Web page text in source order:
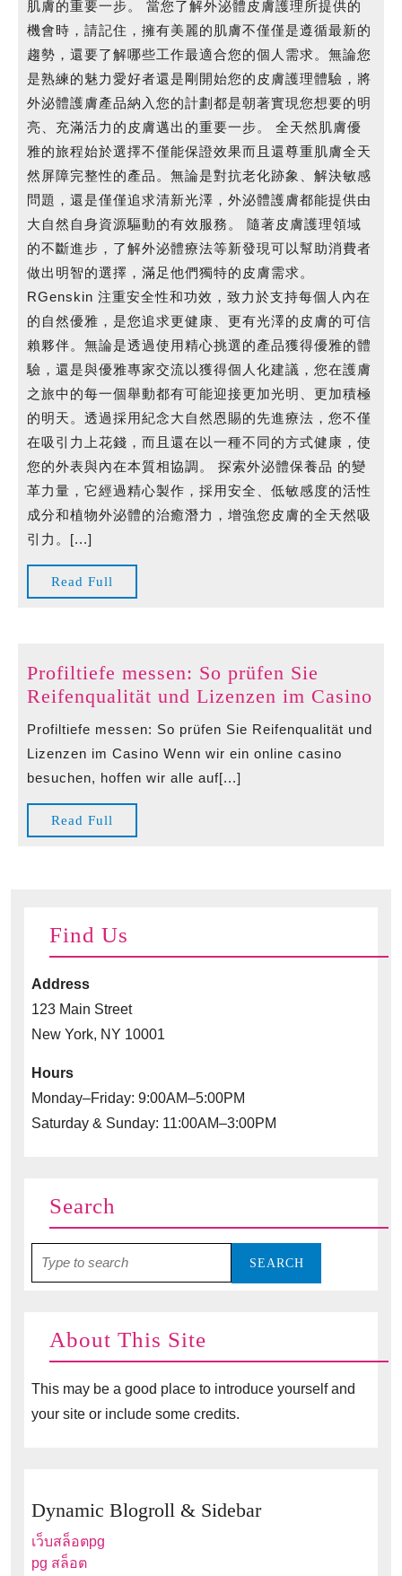
肌膚的重要一步。 當您了解外泌體皮膚護理所提供的
機會時，請記住，擁有美麗的肌膚不僅僅是遵循最新的
趨勢，還要了解哪些工作最適合您的個人需求。無論您
是熟練的魅力愛好者還是剛開始您的皮膚護理體驗，將
外泌體護膚產品納入您的計劃都是朝著實現您想要的明
亮、充滿活力的皮膚邁出的重要一步。 全天然肌膚優
雅的旅程始於選擇不僅能保證效果而且還尊重肌膚全天
然屏障完整性的產品。無論是對抗老化跡象、解決敏感
問題，還是僅僅追求清新光澤，外泌體護膚都能提供由
大自然自身資源驅動的有效服務。 隨著皮膚護理領域
的不斷進步，了解外泌體療法等新發現可以幫助消費者
做出明智的選擇，滿足他們獨特的皮膚需求。
RGenskin 注重安全性和功效，致力於支持每個人內在
的自然優雅，是您追求更健康、更有光澤的皮膚的可信
賴夥伴。無論是透過使用精心挑選的產品獲得優雅的體
驗，還是與優雅專家交流以獲得個人化建議，您在護膚
之旅中的每一個舉動都有可能迎接更加光明、更加積極
的明天。透過採用紀念大自然恩賜的先進療法，您不僅
在吸引力上花錢，而且還在以一種不同的方式健康，使
您的外表與內在本質相協調。 探索外泌體保養品 的變
革力量，它經過精心製作，採用安全、低敏感度的活性
成分和植物外泌體的治癒潛力，增強您皮膚的全天然吸
引力。[...]
Read Full
Full
Profiltiefe messen: So prüfen Sie
Reifenqualität und Lizenzen im Casino
Profiltiefe messen: So prüfen Sie Reifenqualität und
Lizenzen im Casino Wenn wir ein online casino
besuchen, hoffen wir alle auf[...]
Read Full
Full
Find Us
Address
123 Main Street
New York, NY 10001
Hours
Monday–Friday: 9:00AM–5:00PM
Saturday & Sunday: 11:00AM–3:00PM
Search
for:
About This Site
This may be a good place to introduce yourself and
your site or include some credits.
Dynamic Blogroll & Sidebar
เว็บสล็อตpg
pg สล็อต